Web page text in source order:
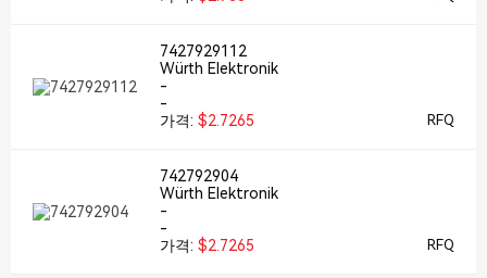
7427929112
Würth Elektronik
-
-
가격: $2.7265 RFQ
742792904
Würth Elektronik
-
-
가격: $2.7265 RFQ